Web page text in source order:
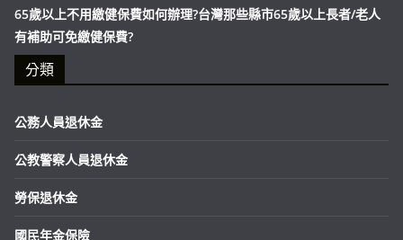
65歲以上不用繳健保費如何辦理?台灣那些縣市65歲以上長者/老人
有補助可免繳健保費?
分類
公務人員退休金
公教警察人員退休金
勞保退休金
國民年金保險